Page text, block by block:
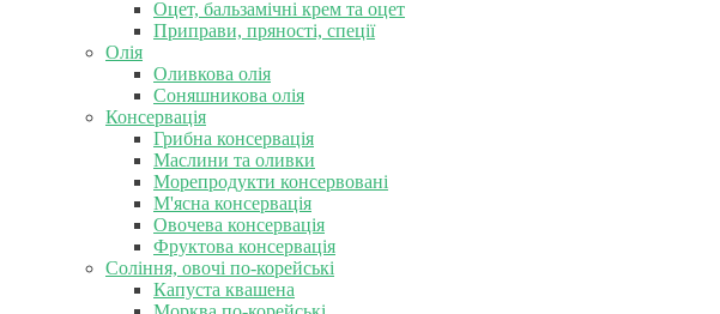
Оцет, бальзамічні крем та оцет
Приправи, пряності, спеції
Олія
Оливкова олія
Соняшникова олія
Консервація
Грибна консервація
Маслини та оливки
Морепродукти консервовані
М'ясна консервація
Овочева консервація
Фруктова консервація
Соління, овочі по-корейські
Капуста квашена